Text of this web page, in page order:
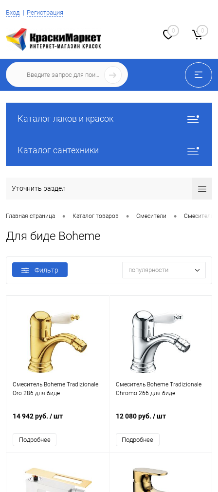
Вход Регистрация
0 0
Каталог лаков и красок
Каталог сантехники
Уточнить раздел
Главная страница • Каталог товаров • Смесители • Смесители
Для биде Boheme
Фильтр популярности
Смеситель Boheme Tradizionale
Oro 286 для биде
14 942 руб. / шт
Подробнее
Смеситель Boheme Tradizionale
Chromo 266 для биде
12 080 руб. / шт
Подробнее